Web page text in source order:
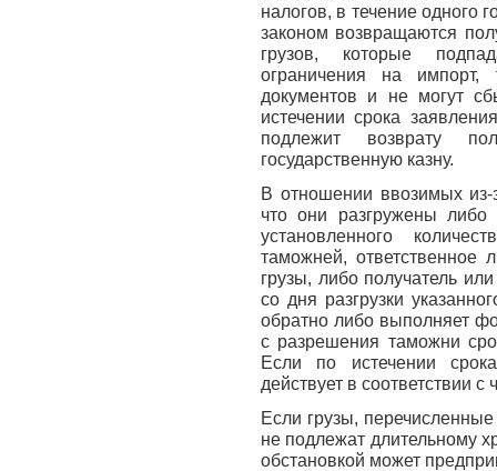
налогов, в течение одного
законом возвращаются
грузов, которые
ограничения на импорт,
документов и не могут
истечении срока
подлежит возврату
государственную казну.
В отношении ввозимых из-
что они разгружены
установленного
таможней, ответственное
грузы, либо получатель
со дня разгрузки
обратно либо выполняет
с разрешения таможни
Если по истечении
действует в соответствии
Если грузы,
не подлежат длительному
обстановкой может